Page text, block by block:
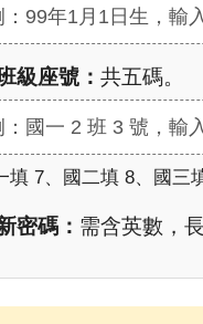
南寧高中114學年度
：99年1月1日生，輸
級座號： 共五碼。
：國一 2 班 3 號，輸
填 7、國二填 8、國三
密碼： 需含英數，